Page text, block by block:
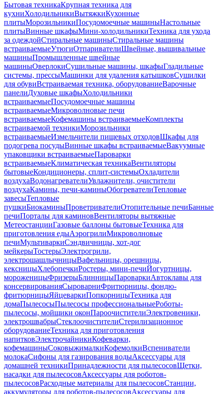
Бытовая техникаКрупная техника для
кухниХолодильникиВытяжкиКухонные
плитыМорозильникиПосудомоечные машиныНастольные
плитыВинные шкафыМини-холодильникиТехника для ухода
за одеждойСтиральные машиныСтиральные машины
встраиваемыеУтюгиОтпаривателиШвейные, вышивальные
машиныПромышленные швейные
машиныОверлокиСушильные машины, шкафыГладильные
системы, прессыМашинки для удаления катышковСушилки
для обувиВстраиваемая техника, оборудованиеВарочные
панелиДуховые шкафыХолодильники
встраиваемыеПосудомоечные машины
встраиваемыеМикроволновые печи
встраиваемыеКофемашины встраиваемыеКомплекты
встраиваемой техникиМорозильники
встраиваемыеИзмельчители пищевых отходовШкафы для
подогрева посудыВинные шкафы встраиваемыеВакуумные
упаковщики встраиваемыеПароварки
встраиваемыеКлиматическая техникаВентиляторы
бытовыеКондиционеры, сплит-системыОхладители
воздухаВодонагревателиУвлажнители, очистители
воздухаКамины, печи-каминыОбогревателиТепловые
завесыТепловые
пушкиБиокаминыПроветривателиОтопительные печиБанные
печиПорталы для каминовВентиляторы вытяжные
МетеостанцииГазовые баллоны бытовыеТехника для
приготовления едыАэрогрилиМикроволновые
печиМультиваркиСэндвичницы, хот-дог
мейкерыТостерыЭлектрогрили,
электрошашлычницыВафельницы, орешницы,
кексницыХлебопечкиРостеры, мини-печиЙогуртницы,
мороженицыФризерыБлинницыПароваркиАвтоклавы для
консервированияСыроварниФритюрницы, фондю-
фритюрницыЯйцеваркиПопкорницыТехника для
домаПылесосыПылесосы профессиональныеРоботы-
пылесосы, мойщики оконПароочистителиЭлектровеники,
электрошвабрыСтеклоочистителиСтерилизационное
оборудованиеТехника для приготовления
напитковЭлектрочайникиКофеварки,
кофемашиныСоковыжималкиКофемолкиВспениватели
молокаСифоны для газирования водыАксессуары для
домашней техникиПринадлежности для пылесосовЩетки,
насадки для пылесосовАксессуары для роботов-
пылесосовРасходные материалы для пылесосовСтанции,
аккумуляторы для роботов-пылесосовАксессуары для